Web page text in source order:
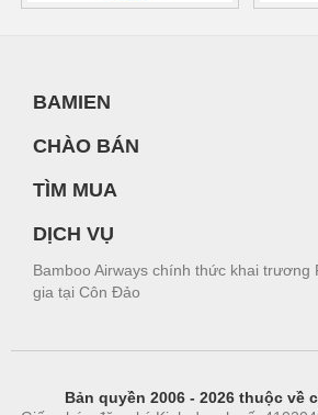
BAMIEN
CHÀO BÁN
TÌM MUA
DỊCH VỤ
Bamboo Airways chính thức khai trương
gia tại Côn Đảo
Bản quyền 2006 - 2026 thuộc về